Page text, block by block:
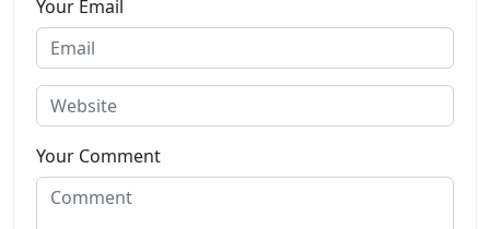
Your Email
Your Comment